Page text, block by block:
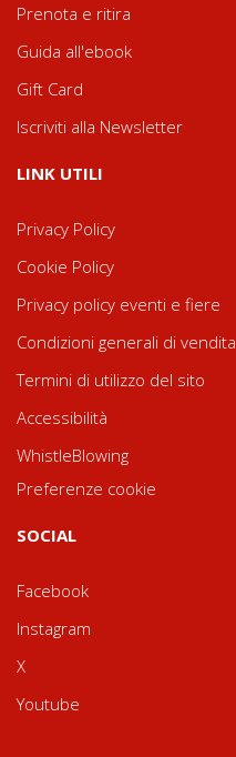
Prenota e ritira
Guida all'ebook
Gift Card
Iscriviti alla Newsletter
LINK UTILI
Privacy Policy
Cookie Policy
Privacy policy eventi e fiere
Condizioni generali di vendita
Termini di utilizzo del sito
Accessibilità
WhistleBlowing
Preferenze cookie
SOCIAL
Facebook
Instagram
X
Youtube